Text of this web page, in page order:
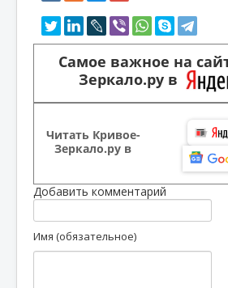
Самое важное на
Зеркало.ру в
Читать Кривое-
Зеркало.ру в
Добавить комментарий
Имя (обязательное)